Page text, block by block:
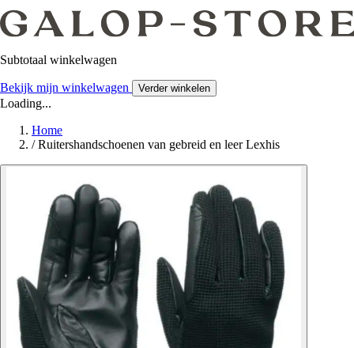
Subtotaal winkelwagen
Bekijk mijn winkelwagen Verder winkelen
Loading...
Home
/ Ruitershandschoenen van gebreid en leer Lexhis